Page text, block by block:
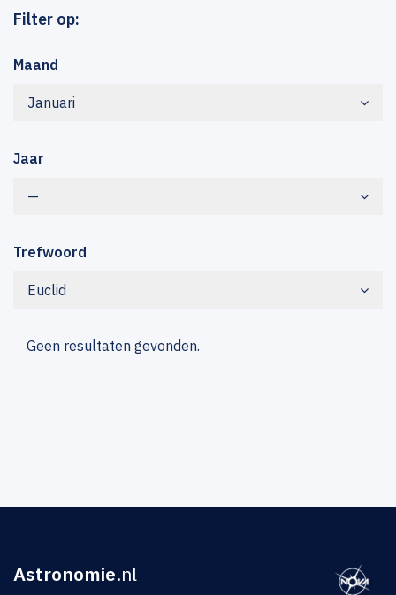
Filter op:
Maand
Januari
Jaar
—
Trefwoord
Euclid
Geen resultaten gevonden.
Astronomie.nl